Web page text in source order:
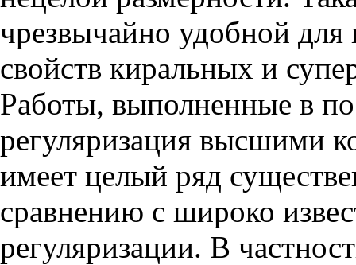
чрезвычайно удобной для
свойств киральных и
Работы, выполненные в
регуляризация высшими
имеет целый ряд
сравнению с широко
регуляризации. В